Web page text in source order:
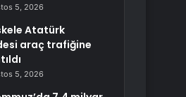
5, 2026
Atatürk
araç trafiğine
5, 2026